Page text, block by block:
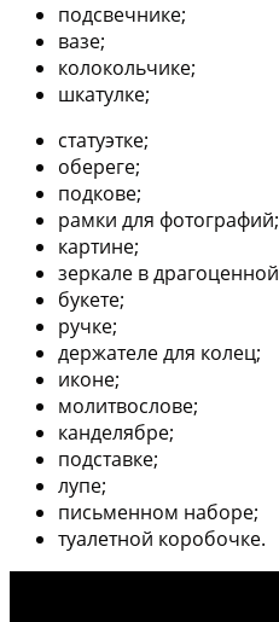
подсвечнике;
вазе;
колокольчике;
шкатулке;
статуэтке;
обереге;
подкове;
рамки для фотографий;
картине;
зеркале в
букете;
ручке;
держателе для колец;
иконе;
молитвослове;
канделябре;
подставке;
лупе;
письменном наборе;
туалетной коробочке.